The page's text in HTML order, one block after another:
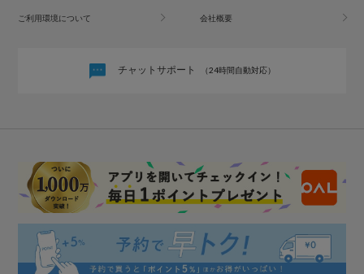
ご利用環境について 会社概要
チャットサポート （24時間自動対応）